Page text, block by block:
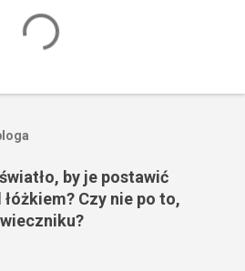
by je postawić
Czy nie po to,